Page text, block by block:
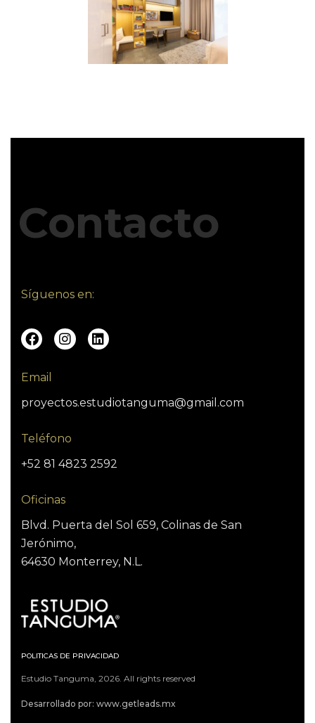
Contacto
Síguenos en:
Email
proyectos.estudiotanguma@gmail.com
Teléfono
+52 81 4823 2592
Oficinas
Blvd. Puerta del Sol 659, Colinas de San
Jerónimo,
64630 Monterrey, N.L.
POLITICAS DE PRIVACIDAD
Estudio Tanguma, 2026. All rights reserved
Desarrollado por: www.getleads.mx